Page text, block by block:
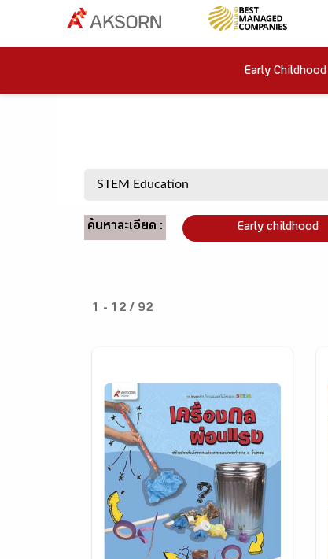
Early Childhood
ค้นหาละเอียด : Early childhood
1 - 12 / 92